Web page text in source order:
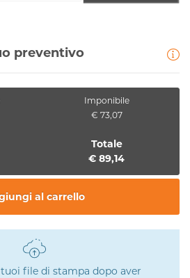
preventivo
Imponibile
€ 73,07
Totale
€ 89,14
al carrello
file di stampa dopo aver